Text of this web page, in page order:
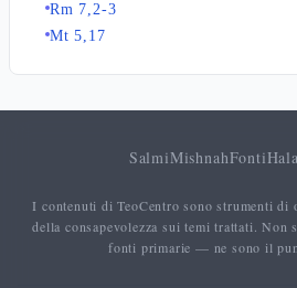
Rm 7,2-3
Mt 5,17
SalmiMishnahFonti
I contenuti di TeoCentro sono strumenti di
della consapevolezza sui temi trattati. Non
fonti primarie — ne sono il